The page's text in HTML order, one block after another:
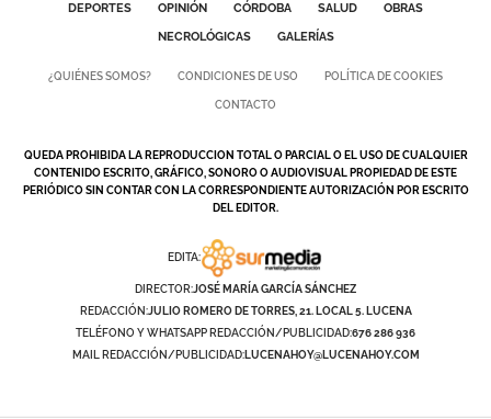
DEPORTES
OPINIÓN CÓRDOBA SALUD
OBRAS
NECROLÓGICAS
GALERÍAS
¿QUIÉNES SOMOS? CONDICIONES DE USO POLÍTICA DE COOKIES
CONTACTO
QUEDA PROHIBIDA LA REPRODUCCION TOTAL O PARCIAL O EL USO DE CUALQUIER
CONTENIDO ESCRITO, GRÁFICO, SONORO O AUDIOVISUAL PROPIEDAD DE ESTE
PERIÓDICO SIN CONTAR CON LA CORRESPONDIENTE AUTORIZACIÓN POR ESCRITO
DEL EDITOR.
EDITA:
DIRECTOR:JOSÉ MARÍA GARCÍA SÁNCHEZ
REDACCIÓN:JULIO ROMERO DE TORRES, 21. LOCAL 5. LUCENA
TELÉFONO Y WHATSAPP REDACCIÓN/PUBLICIDAD:676 286 936
MAIL REDACCIÓN/PUBLICIDAD:LUCENAHOY@LUCENAHOY.COM